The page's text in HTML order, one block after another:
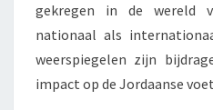
gekregen in de wereld
nationaal als
weerspiegelen zijn
impact op de Jordaanse